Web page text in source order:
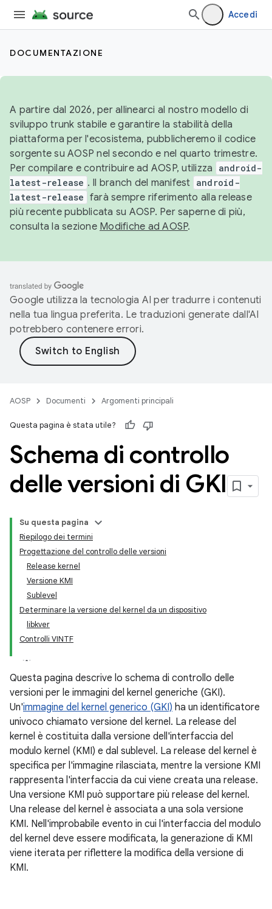
Accedi
DOCUMENTAZIONE
A partire dal 2026, per allinearci al nostro modello di
sviluppo trunk stabile e garantire la stabilità della
piattaforma per l'ecosistema, pubblicheremo il codice
sorgente su AOSP nel secondo e nel quarto trimestre.
Per compilare e contribuire ad AOSP, utilizza
android-
latest-release . Il branch del manifest android-
latest-release farà sempre riferimento alla release
più recente pubblicata su AOSP. Per saperne di più,
consulta la sezione Modifiche ad AOSP.
Google utilizza la tecnologia AI per tradurre i contenuti
nella tua lingua preferita. Le traduzioni generate dall'AI
potrebbero contenere errori.
AOSP Documenti Argomenti principali
Questa pagina è stata utile?
Schema di controllo
delle versioni di GKI
Su questa pagina
Riepilogo dei termini
Progettazione del controllo delle versioni
Release kernel
Versione KMI
Sublevel
Determinare la versione del kernel da un dispositivo
libkver
Controlli VINTF
Questa pagina descrive lo schema di controllo delle
versioni per le immagini del kernel generiche (GKI).
Un'immagine del kernel generico (GKI) ha un identificatore
univoco chiamato versione del kernel. La release del
kernel è costituita dalla versione dell'interfaccia del
modulo kernel (KMI) e dal sublevel. La release del kernel è
specifica per l'immagine rilasciata, mentre la versione KMI
rappresenta l'interfaccia da cui viene creata una release.
Una versione KMI può supportare più release del kernel.
Una release del kernel è associata a una sola versione
KMI. Nell'improbabile evento in cui l'interfaccia del modulo
del kernel deve essere modificata, la generazione di KMI
viene iterata per riflettere la modifica della versione di
KMI.